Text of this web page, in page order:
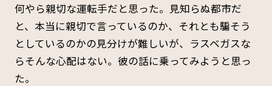
何やら親切な運転手だと思った。見知らぬ都市だ
と、本当に親切で言っているのか、それとも騙そう
としているのかの見分けが難しいが、ラスベガスな
らそんな心配はない。彼の話に乗ってみようと思っ
た。